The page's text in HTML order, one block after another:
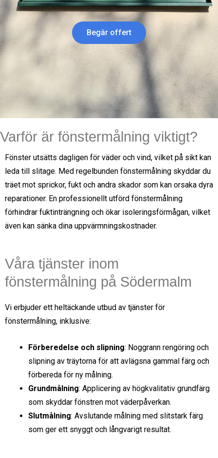
Begär offert
Varför är fönstermålning viktigt?
Fönster utsätts dagligen för väder och vind, vilket på sikt kan
leda till slitage. Med regelbunden fönstermålning skyddar du
träet mot sprickor, fukt och andra skador som kan orsaka dyra
reparationer. En professionellt utförd fönstermålning
förhindrar fuktinträngning och ökar isoleringsförmågan, vilket
även kan sänka dina uppvärmningskostnader.
Våra tjänster inom
fönstermålning på Södermalm
Vi erbjuder ett heltäckande utbud av tjänster för
fönstermålning, inklusive:
Förberedelse och slipning: Noggrann rengöring och
slipning av träytorna för att avlägsna gammal färg och
förbereda för ny målning.
Grundmålning: Applicering av högkvalitativ grundfärg
som skyddar fönstren mot väderpåverkan.
Slutmålning: Avslutande målning med slitstark färg
som ger ett snyggt och långvarigt resultat.